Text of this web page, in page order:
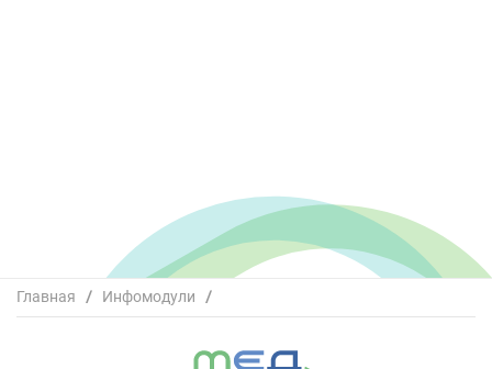
Главная / Инфомодули
/
Обновленные данные эффективности и безопасности